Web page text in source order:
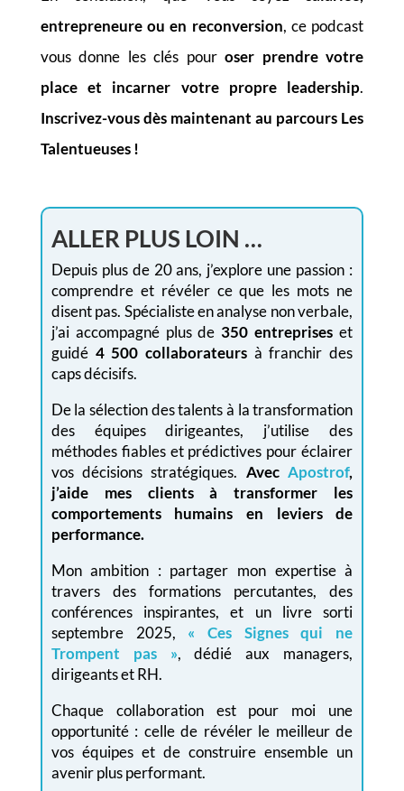
entrepreneure ou en reconversion, ce podcast
vous donne les clés pouroser prendre votre
place et incarner votre propre leadership.
Inscrivez-vous dès maintenant au parcours Les
Talentueuses !
ALLER PLUS LOIN …
Depuis plus de 20 ans, j’explore une passion :
comprendre et révéler ce que les mots ne
disent pas. Spécialiste en analyse non verbale,
j’ai accompagné plus de 350 entreprises et
guidé 4 500 collaborateurs à franchir des
caps décisifs.
De la sélection des talents à la transformation
des équipes dirigeantes, j’utilise des
méthodes fiables et prédictives pour éclairer
vos décisions stratégiques. AvecApostrof,
j’aide mes clients à transformer les
comportements humains en leviers de
performance.
Mon ambition : partager mon expertise à
travers des formations percutantes, des
conférences inspirantes, et un livre sorti
septembre 2025, « Ces Signes qui ne
Trompent pas », dédié aux managers,
dirigeants et RH.
Chaque collaboration est pour moi une
opportunité : celle de révéler le meilleur de
vos équipes et de construire ensemble un
avenir plus performant.